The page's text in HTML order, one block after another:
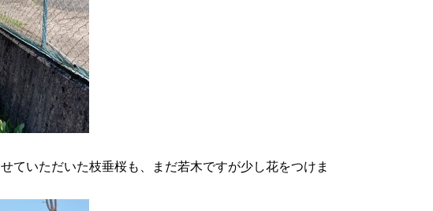
ていただいた枝垂桜も、まだ若木ですが少し花をつけま